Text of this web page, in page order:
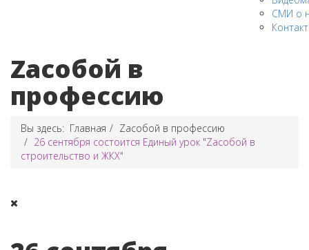
СМИ о
Zacобой в
профессию
Вы здесь: Главная
Zacобой в профессию
26 сентября состоится Единый урок "Zaсобой в
строительство и ЖКХ"